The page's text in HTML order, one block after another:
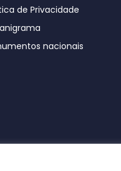
de Privacidade
nacionais